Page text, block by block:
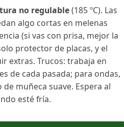
no regulable(185 ºC). Las
algo cortas en melenas
(si vas con prisa, mejor la
protector de placas, y el
extras. Trucos: trabaja en
de cada pasada; para ondas,
muñeca suave. Espera al
esté fría.